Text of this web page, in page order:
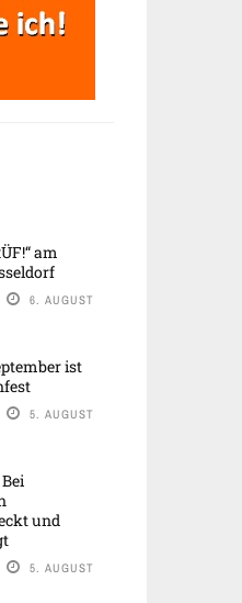
am
6. AUGUST
ist
5. AUGUST
und
5. AUGUST